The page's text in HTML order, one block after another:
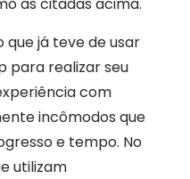
já teve de usar
para realizar seu
com
incômodos que
e tempo. No
utilizam